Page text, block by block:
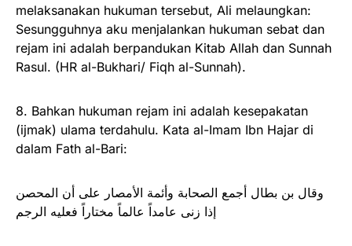
melaksanakan hukuman tersebut, Ali melaungkan:
Sesungguhnya aku menjalankan hukuman sebat dan
rejam ini adalah berpandukan Kitab Allah dan Sunnah
Rasul. (HR al-Bukhari/ Fiqh al-Sunnah).
8. Bahkan hukuman rejam ini adalah kesepakatan
(ijmak) ulama terdahulu. Kata al-Imam Ibn Hajar di
dalam Fath al-Bari:
وقال بن بطال أجمع الصحابة وأئمة الأمصار على أن المحصن
إذا زنى عامداً عالماً مختاراً فعليه الرجم